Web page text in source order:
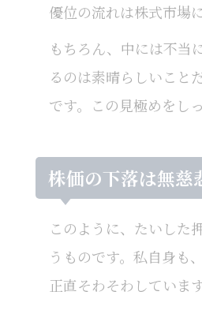
優位の流れは株式市場
もちろん、中には不当
るのは素晴らしいこと
です。この見極めをし
株価の下落は無慈
このように、たいした
うものです。私自身も
正直そわそわしています